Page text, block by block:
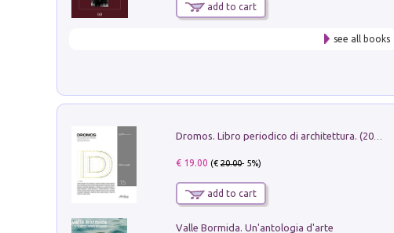
add to cart
see all books
Dromos. Libro periodico di architettura. (2026). Vol. 15: Post-model
€ 19.00 (€20.00- 5%)
add to cart
Valle Bormida. Un'antologia d'arte